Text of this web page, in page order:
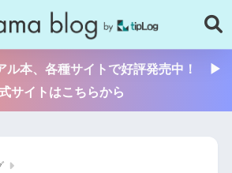
ル本、各種サイトで好評発売中！ ▶
サイトはこちらから